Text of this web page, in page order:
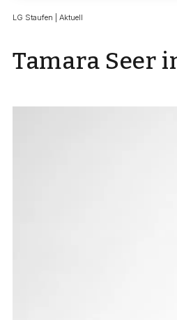
LG Staufen | Aktuell
Tamara Seer
Zwar siegte sie in 54,55
insgesamt belegte sie
unter 54 Sekunden fest